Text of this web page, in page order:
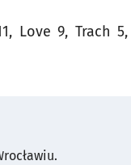
Love 9, Trach